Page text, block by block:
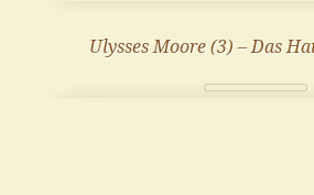
Ulysses Moore (3) – Das